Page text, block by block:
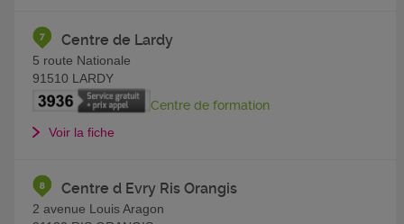
Centre de Lardy
5 route Nationale
91510 LARDY
Centre de formation
Voir la fiche
Centre d Evry Ris Orangis
2 avenue Louis Aragon